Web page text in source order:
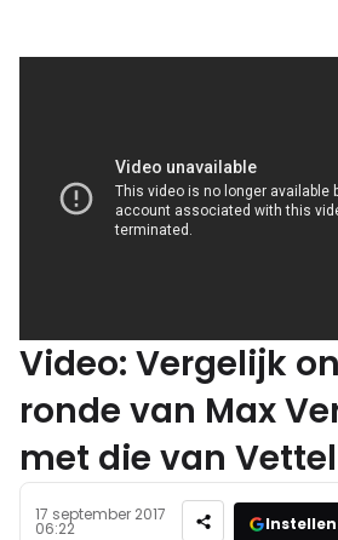
Video: Vergelijk
ronde van Max
met die van Vettel
17 september 2017
06:22